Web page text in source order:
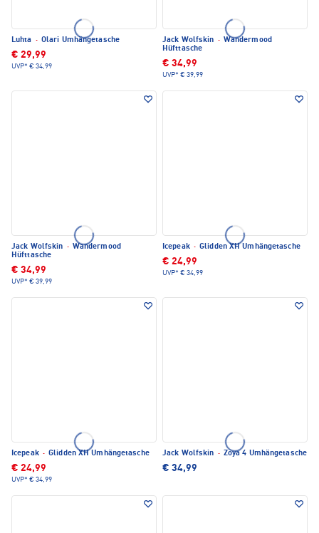
Luhta · Olari Umhängetasche
€ 29,99
UVP* € 34,99
Jack Wolfskin · Wandermood
Hüfttasche
€ 34,99
UVP* € 39,99
Jack Wolfskin · Wandermood
Hüfttasche
€ 34,99
UVP* € 39,99
Icepeak · Glidden XH Umhängetasche
€ 24,99
UVP* € 34,99
Icepeak · Glidden XH Umhängetasche
€ 24,99
UVP* € 34,99
Jack Wolfskin · Zoya 4 Umhängetasche
€ 34,99